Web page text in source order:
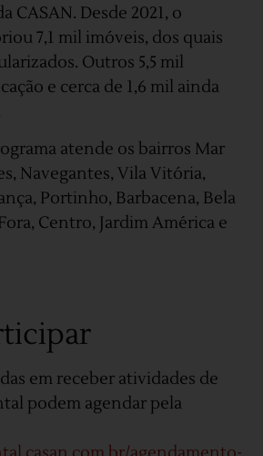
CASAN. Desde 2021, o
7,1 mil imóveis, dos quais
Outros 5,5 mil
e cerca de 1,6 mil ainda
atende os bairros Mar
Navegantes, Vila Vitória,
Portinho, Barbacena, Bela
Centro, Jardim América e
em receber atividades de
podem agendar pela